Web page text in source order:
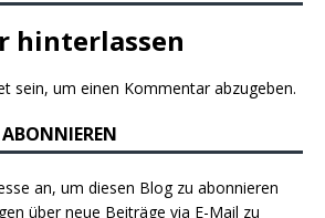
hinterlassen
sein, um einen Kommentar abzugeben.
an, um diesen Blog zu abonnieren
über neue Beiträge via E-Mail zu